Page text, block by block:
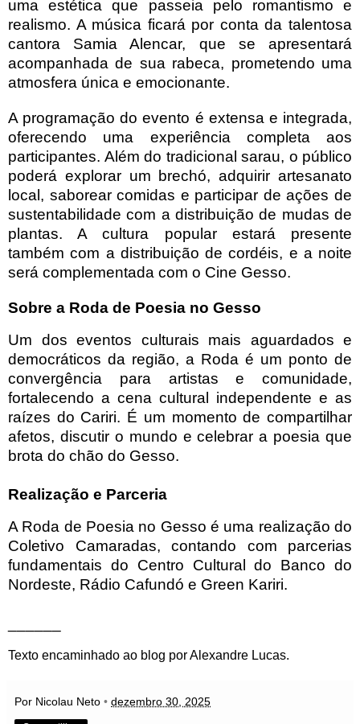
uma estética que passeia pelo romantismo e
realismo. A música ficará por conta da talentosa
cantora Samia Alencar, que se apresentará
acompanhada de sua rabeca, prometendo uma
atmosfera única e emocionante.
A programação do evento é extensa e integrada,
oferecendo uma experiência completa aos
participantes. Além do tradicional sarau, o público
poderá explorar um brechó, adquirir artesanato
local, saborear comidas e participar de ações de
sustentabilidade com a distribuição de mudas de
plantas. A cultura popular estará presente
também com a distribuição de cordéis, e a noite
será complementada com o Cine Gesso.
Sobre a Roda de Poesia no Gesso
Um dos eventos culturais mais aguardados e
democráticos da região, a Roda é um ponto de
convergência para artistas e comunidade,
fortalecendo a cena cultural independente e as
raízes do Cariri. É um momento de compartilhar
afetos, discutir o mundo e celebrar a poesia que
brota do chão do Gesso.
Realização e Parceria
A Roda de Poesia no Gesso é uma realização do
Coletivo Camaradas, contando com parcerias
fundamentais do Centro Cultural do Banco do
Nordeste, Rádio Cafundó e Green Kariri.
Texto encaminhado ao blog por Alexandre Lucas.
Por Nicolau Neto • dezembro 30, 2025